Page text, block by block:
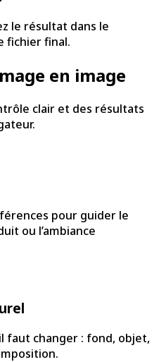
le résultat dans le
fichier final.
en image
clair et des résultats
pour guider le
ou l’ambiance
faut changer : fond, objet,